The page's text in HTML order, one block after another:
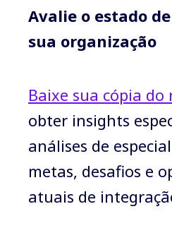
Avalie o estado
sua organização
Baixe sua cópia
obter insights
análises de
metas, desafios e
atuais de